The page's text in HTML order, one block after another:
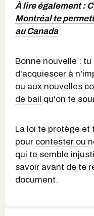
À lire également :
Montréal te
au Canada
Bonne nouvelle :
d'acquiescer à
ou aux nouvelles
de bail qu'on te
La loi te protège et
pour contester ou
qui te semble
savoir avant de te
document.